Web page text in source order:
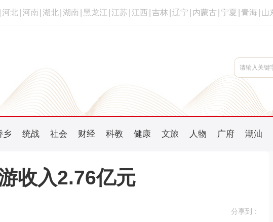
河北 河南 湖北 湖南 黑龙江 江苏 江西 吉林 辽宁 内蒙古 宁夏 青海 山
乡 统战 社会 财经 科教 健康 文旅 人物 广府 潮汕
收入2.76亿元
分享到：